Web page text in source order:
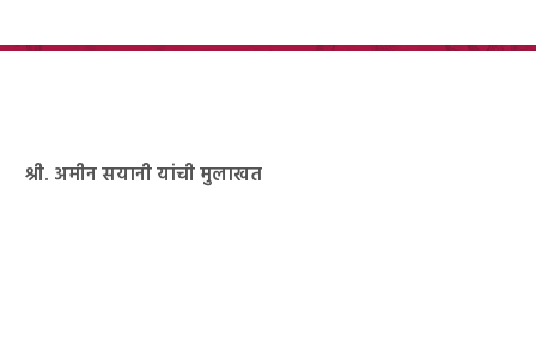
श्री. अमीन सयानी यांची मुलाखत